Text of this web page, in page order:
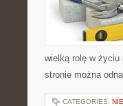
wielką rolę w życiu
stronie można
CATEGORIES: